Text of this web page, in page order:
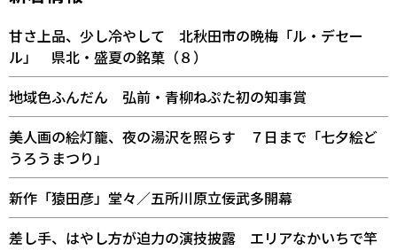
甘さ上品、少し冷やして 北秋田市の晩梅「ル・デセー
ル」 県北・盛夏の銘菓（８）
地域色ふんだん 弘前・青柳ねぷた初の知事賞
美人画の絵灯籠、夜の湯沢を照らす ７日まで「七夕絵ど
うろうまつり」
新作「猿田彦」堂々／五所川原立佞武多開幕
差し手、はやし方が迫力の演技披露 エリアなかいちで竿